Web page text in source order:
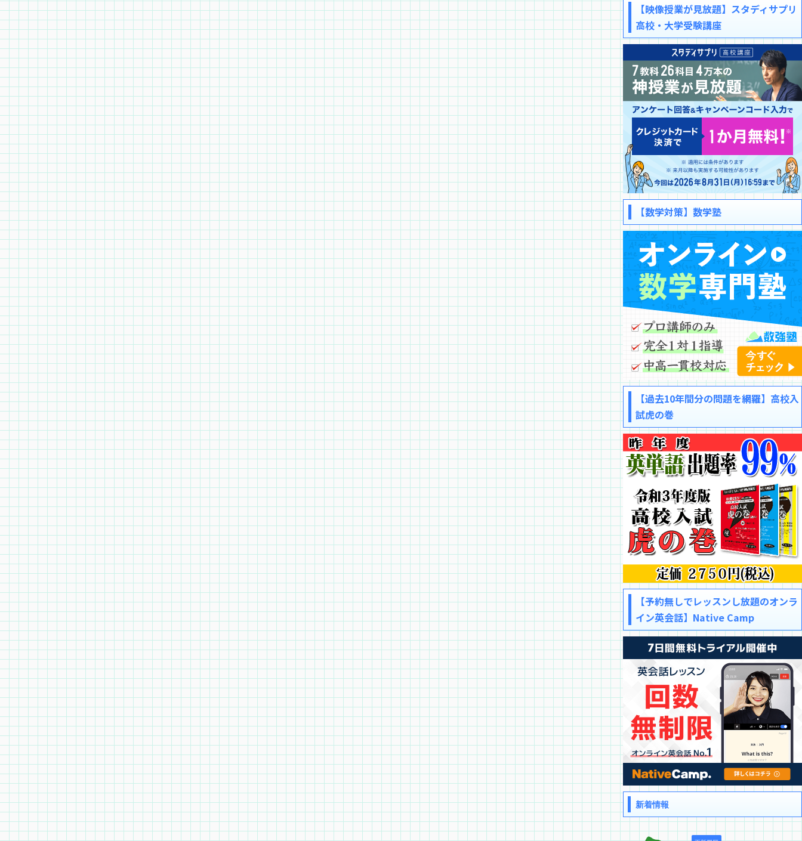
【映像授業が見放題】スタディサプリ
高校・大学受験講座
【数学対策】数学塾
【過去10年間分の問題を網羅】高校入
試虎の巻
【予約無しでレッスンし放題のオンラ
イン英会話】Native Camp
新着情報